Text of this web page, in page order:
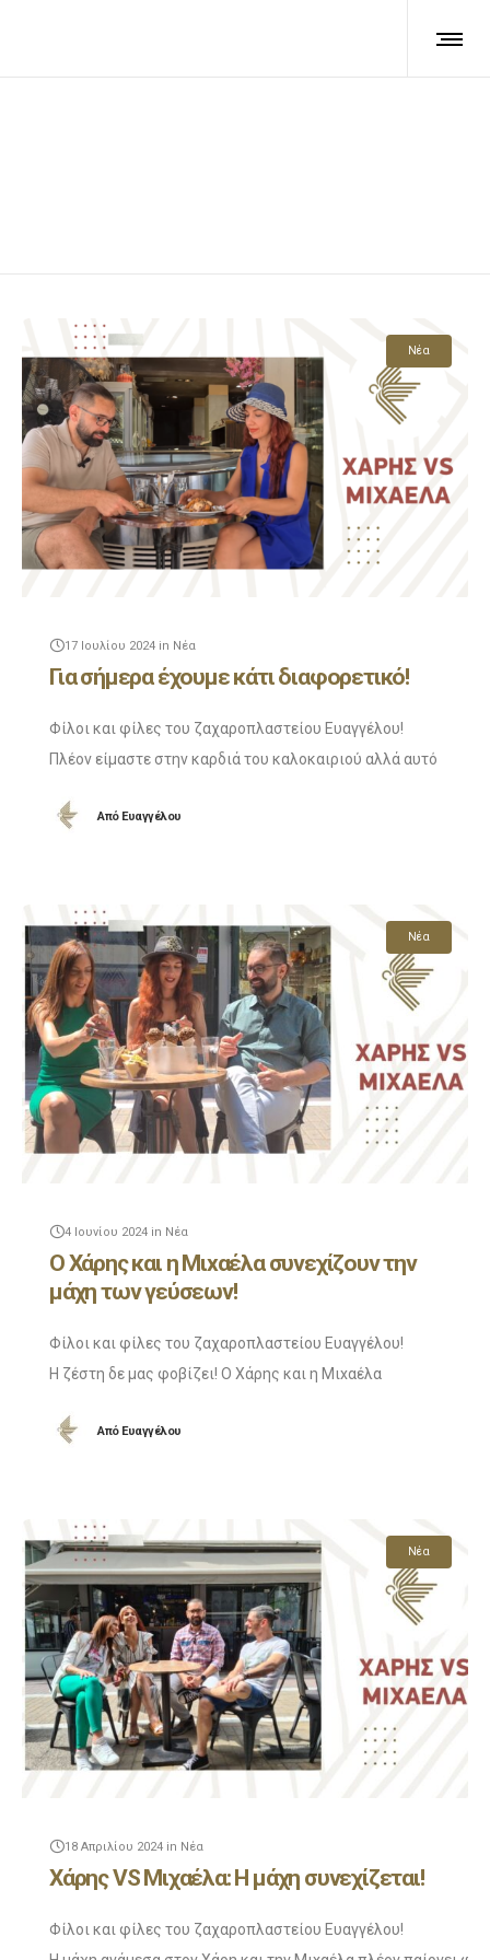
Νέα
17 Ιουλίου 2024 in Νέα
Για σήμερα έχουμε κάτι διαφορετικό!
Φίλοι και φίλες του ζαχαροπλαστείου Ευαγγέλου!
Πλέον είμαστε στην καρδιά του καλοκαιριού αλλά αυτό
τον Χάρη και τη Μιxαέλα να συνεχίζουν
ΑπόΕυαγγέλου
Νέα
4 Ιουνίου 2024 in Νέα
Ο Χάρης και η Μιxαέλα συνεχίζουν την
μάχη των γεύσεων!
Φίλοι και φίλες του ζαχαροπλαστείου Ευαγγέλου!
Η ζέστη δε μας φοβίζει! Ο Χάρης και η Μιxαέλα
προφιτερόλ κανονικά!
Και αφού το δείτε μην ξεχάσετε να μπείτε στο Ευάγγελου
Enjoy!
ΑπόΕυαγγέλου
Νέα
18 Απριλίου 2024 in Νέα
Χάρης VS Μιχαέλα: Η μάχη συνεχίζεται!
Φίλοι και φίλες του ζαχαροπλαστείου Ευαγγέλου!